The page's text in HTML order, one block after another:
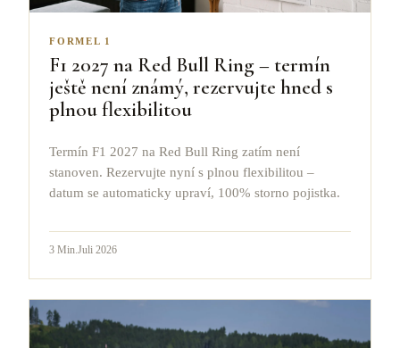
FORMEL 1
F1 2027 na Red Bull Ring – termín
ještě není známý, rezervujte hned s
plnou flexibilitou
Termín F1 2027 na Red Bull Ring zatím není
stanoven. Rezervujte nyní s plnou flexibilitou –
datum se automaticky upraví, 100% storno pojistka.
3 Min. Juli 2026